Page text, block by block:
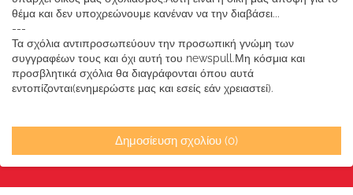
θέμα και δεν υποχρεώνουμε κανέναν να την διαβάσει...
---
Τα σχόλια αντιπροσωπεύουν την προσωπική γνώμη των
συγγραφέων τους και όχι αυτή του newspull.Μη κόσμια και
προσβλητικά σχόλια θα διαγράφονται όπου αυτά
εντοπίζονται(ενημερώστε μας και εσείς εάν χρειαστεί).
Δημοσίευση σχολίου (0)